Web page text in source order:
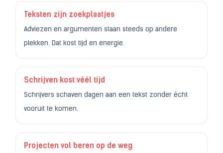
Teksten zijn zoekplaatjes
Adviezen en argumenten staan steeds op andere
plekken. Dat kost tijd en energie.
Schrijven kost véél tijd
Schrijvers schaven dagen aan een tekst zonder écht
vooruit te komen.
Projecten vol beren op de weg